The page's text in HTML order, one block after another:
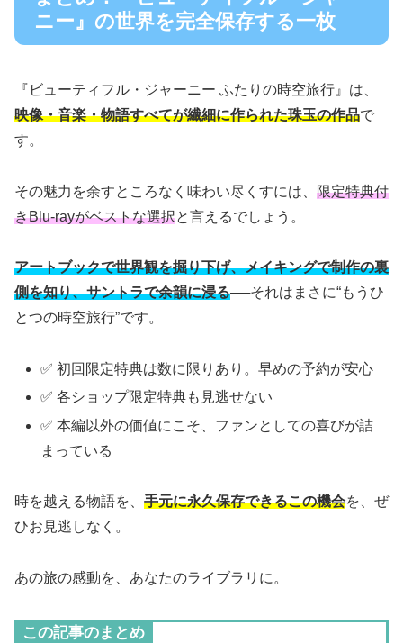
ニー』の世界を完全保存する一枚
『ビューティフル・ジャーニー ふたりの時空旅行』は、
映像・音楽・物語すべてが繊細に作られた珠玉の作品で
す。
その魅力を余すところなく味わい尽くすには、 限定特典付
きBlu-rayがベストな選択と言えるでしょう。
アートブックで世界観を掘り下げ、メイキングで制作の裏
側を知り、サントラで余韻に浸る──それはまさに“もうひ
とつの時空旅行”です。
✅ 初回限定特典は数に限りあり。早めの予約が安心
✅ 各ショップ限定特典も見逃せない
✅ 本編以外の価値にこそ、ファンとしての喜びが詰
まっている
時を越える物語を、 手元に永久保存できるこの機会を、ぜ
ひお見逃しなく。
あの旅の感動を、あなたのライブラリに。
この記事のまとめ